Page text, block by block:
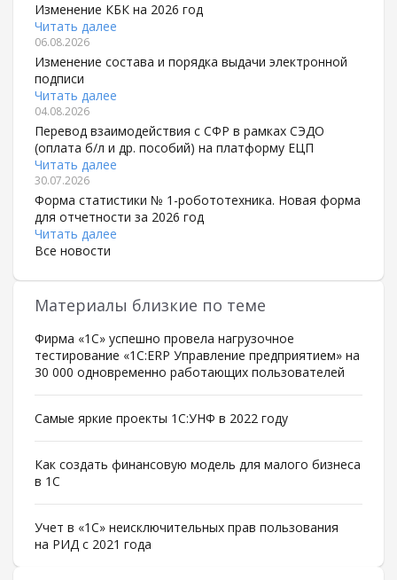
Материалы близкие по теме
Фирма «1С» успешно провела нагрузочное
тестирование «1С:ERP Управление предприятием» на
30 000 одновременно работающих пользователей
Самые яркие проекты 1С:УНФ в 2022 году
Как создать финансовую модель для малого бизнеса
в 1С
Учет в «1С» неисключительных прав пользования
на РИД с 2021 года
Изменение КБК на 2026 год
Читать далее
06.08.2026
Изменение состава и порядка выдачи электронной
подписи
Читать далее
04.08.2026
Перевод взаимодействия с СФР в рамках СЭДО
(оплата б/л и др. пособий) на платформу ЕЦП
Читать далее
30.07.2026
Форма статистики № 1-робототехника. Новая форма
для отчетности за 2026 год
Читать далее
Все новости